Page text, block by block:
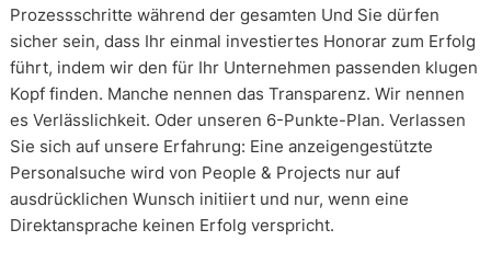
Prozessschritte während der gesamten Und Sie dürfen
sicher sein, dass Ihr einmal investiertes Honorar zum Erfolg
führt, indem wir den für Ihr Unternehmen passenden klugen
Kopf finden. Manche nennen das Transparenz. Wir nennen
es Verlässlichkeit. Oder unseren 6-Punkte-Plan. Verlassen
Sie sich auf unsere Erfahrung: Eine anzeigengestützte
Personalsuche wird von People & Projects nur auf
ausdrücklichen Wunsch initiiert und nur, wenn eine
Direktansprache keinen Erfolg verspricht.